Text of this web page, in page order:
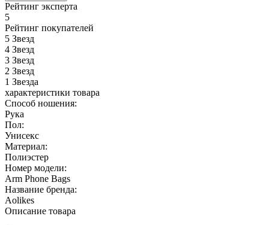
Рейтинг эксперта
5
Рейтинг покупателей
5 Звезд
4 Звезд
3 Звезд
2 Звезд
1 Звезда
характеристики товара
Способ ношения:
Рука
Пол:
Унисекс
Материал:
Полиэстер
Номер модели:
Arm Phone Bags
Название бренда:
Aolikes
Описание товара